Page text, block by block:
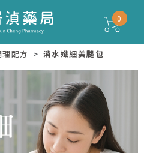
0
配方 消水孅細美腿包